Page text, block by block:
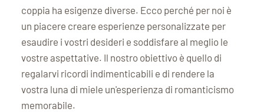
coppia ha esigenze diverse. Ecco perché per noi è
un piacere creare esperienze personalizzate per
esaudire i vostri desideri e soddisfare al meglio le
vostre aspettative. Il nostro obiettivo è quello di
regalarvi ricordi indimenticabili e di rendere la
vostra luna di miele un'esperienza di romanticismo
memorabile.